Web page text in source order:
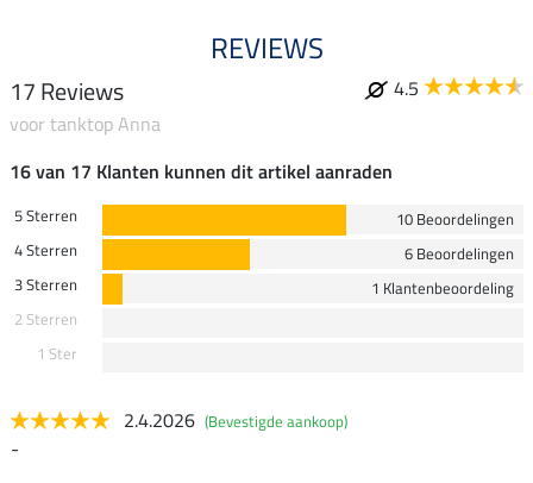
REVIEWS
17 Reviews
4.5
voor tanktop Anna
16 van 17 Klanten kunnen dit artikel aanraden
5 Sterren
10 Beoordelingen
4 Sterren
6 Beoordelingen
3 Sterren
1 Klantenbeoordeling
2 Sterren
1 Ster
2.4.2026 (Bevestigde aankoop)
-